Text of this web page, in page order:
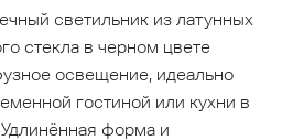
светильник из латунных
стекла в черном цвете
освещение, идеально
гостиной или кухни в
форма и